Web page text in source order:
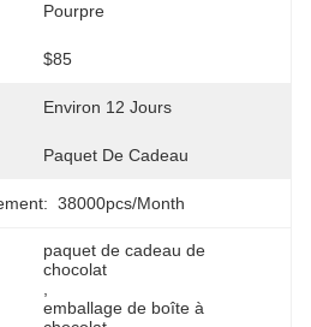
Pourpre
$85
Environ 12 Jours
Paquet De Cadeau
38000pcs/month
paquet de cadeau de
chocolat
emballage de boîte à